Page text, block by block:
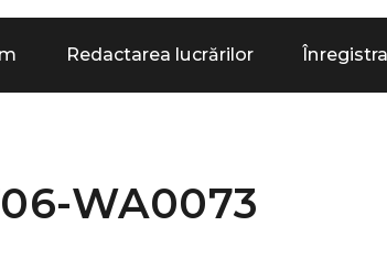
Redactarea lucrărilor
WA0073